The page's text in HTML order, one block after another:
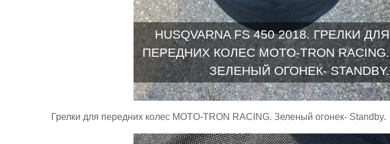
HUSQVARNA FS 450 2018. ГРЕЛКИ ДЛЯ
ПЕРЕДНИХ КОЛЕС MOTO-TRON RACING.
ЗЕЛЕНЫЙ ОГОНЕК- STANDBY.
Грелки для передних колес MOTO-TRON RACING. Зеленый огонек- Standby.